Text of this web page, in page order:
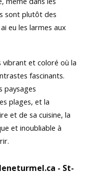
sont plutôt des
eu les larmes aux
vibrant et coloré où la
fascinants.
paysages
plages, et la
et de sa cuisine, la
et inoubliable à
- St-